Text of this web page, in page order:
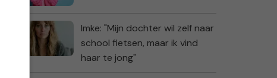
Imke: "Mijn dochter wil zelf naar
school fietsen, maar ik vind
haar te jong"